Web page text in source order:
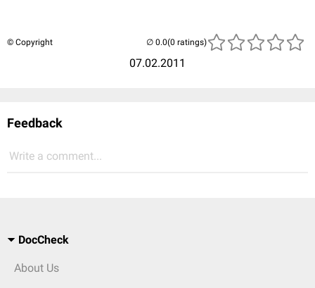
© Copyright
07.02.2011
(0 ratings)
Feedback
Write a comment...
DocCheck
About Us